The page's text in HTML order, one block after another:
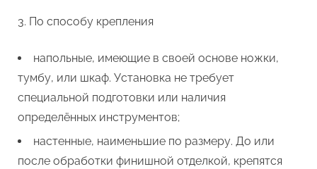
По способу крепления
напольные, имеющие в своей основе ножки,
тумбу, или шкаф. Установка не требует
специальной подготовки или наличия
определённых инструментов;
настенные, наименьшие по размеру. До или
после обработки финишной отделкой, крепятся